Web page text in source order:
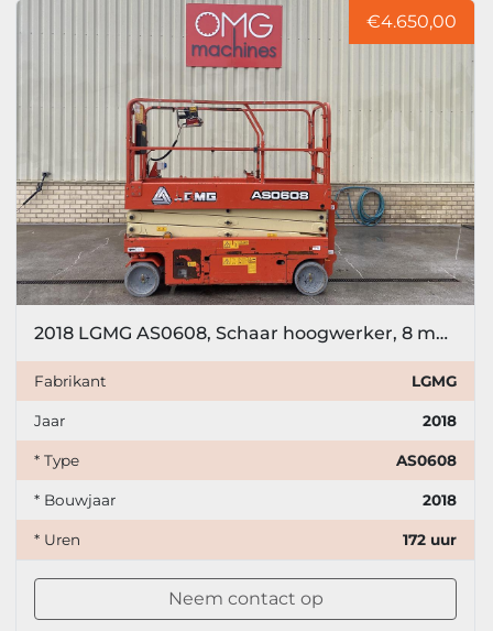
€4.650,00
2018 LGMG AS0608, Schaar hoogwerker, 8 meter
Fabrikant LGMG
Jaar 2018
* Type AS0608
* Bouwjaar 2018
* Uren 172 uur
Neem contact op